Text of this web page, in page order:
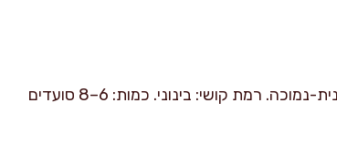
זמן הכנה: כ-25 דקות עבודה פעילה. זמן בישול: 75–90 דקות על אש בינונית-נמוכה. רמת קושי: בינוני. כמות: 6–8 סועדים